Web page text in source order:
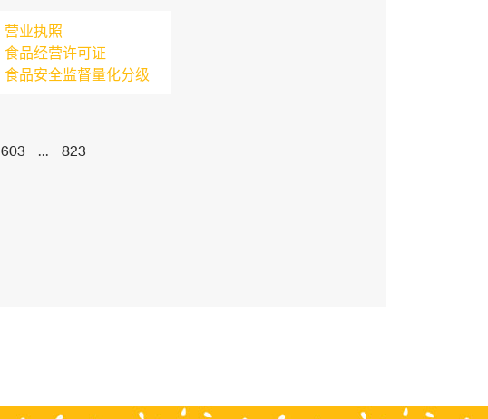
营业执照
食品经营许可证
食品安全监督量化分级
603 ... 823